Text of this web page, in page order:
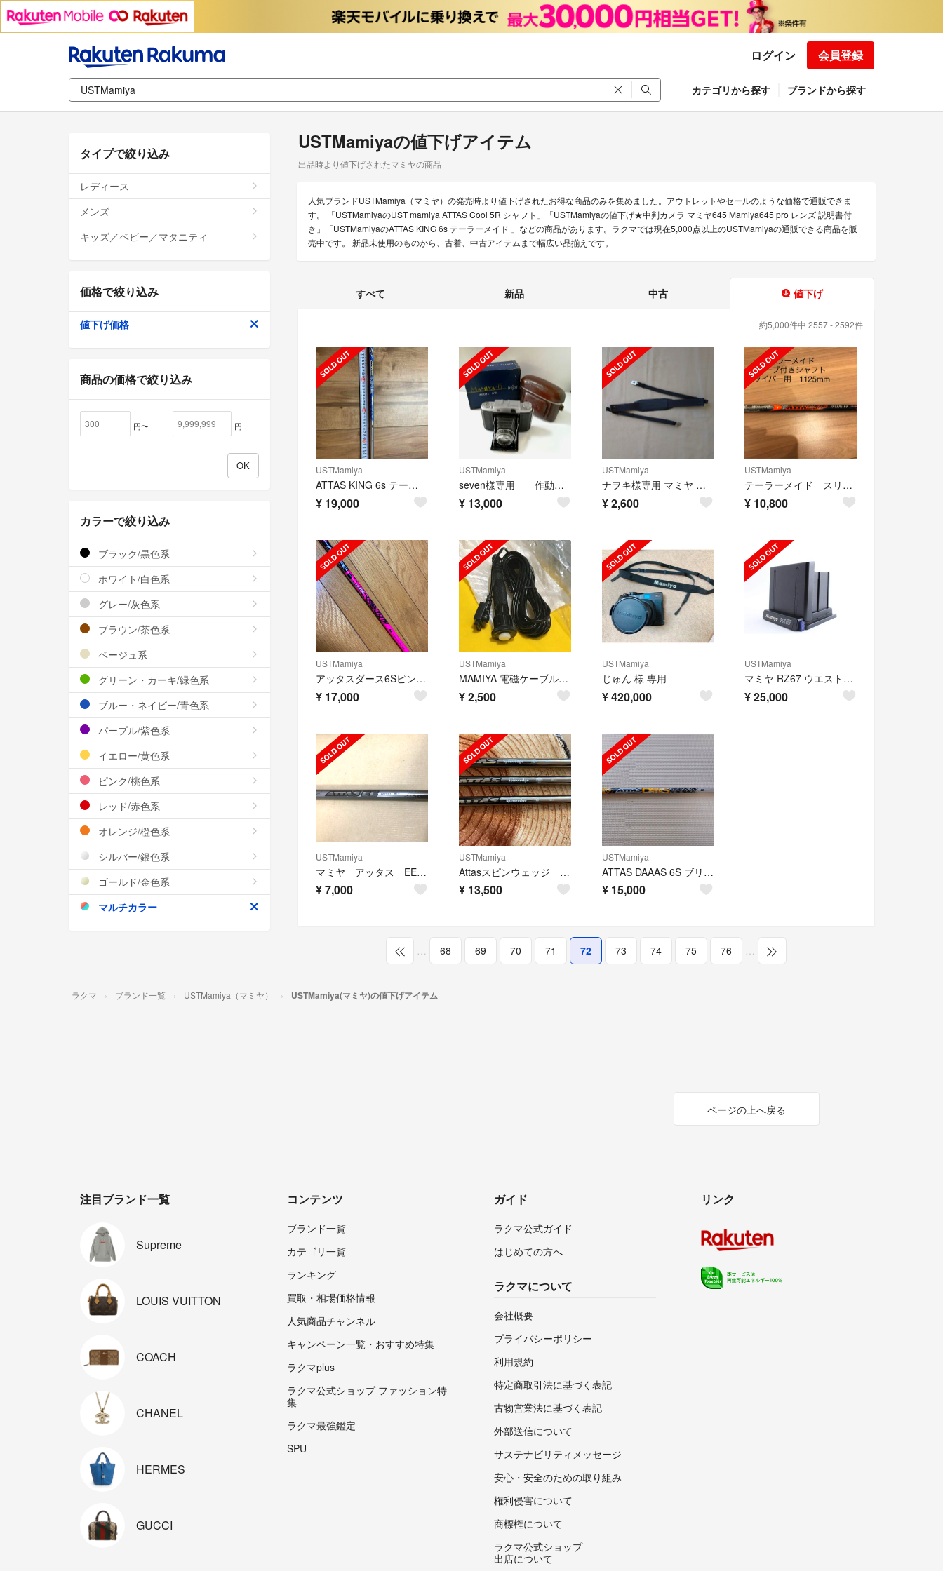
ログイン 会員登録
カテゴリから探す ブランドから探す
USTMamiyaの値下げアイテム
出品時より値下げされたマミヤの商品
人気ブランドUSTMamiya（マミヤ）の発売時より値下げされたお得な商品のみを集めました。アウトレットやセールのような価格で通販できま
す。 「USTMamiyaのUST mamiya ATTAS Cool 5R シャフト」「USTMamiyaの値下げ★中判カメラ マミヤ645 Mamiya645 pro レンズ 説明書付
き」「USTMamiyaのATTAS KING 6s テーラーメイド 」などの商品があります。ラクマでは現在5,000点以上のUSTMamiyaの通販できる商品を販
売中です。 新品未使用のものから、古着、中古アイテムまで幅広い品揃えです。
すべて 新品 中古 値下げ
約5,000件中 2557 - 2592件
USTMamiya
ATTAS KING 6s テーラーメイド
¥ 19,000
USTMamiya
seven様専用 作動確認済MAMIYA -6 ⅣB元箱、純正本革ケース
¥ 13,000
USTMamiya
ナヲキ様専用 マミヤ ストラップ 中判カメラ用
¥2,600
USTMamiya
テーラーメイド スリーブ付きシャフト ドライバー用 1W 美品
¥ 10,800
USTMamiya
アッタスダース6Sピンクバージョン
¥ 17,000
USTMamiya
MAMIYA 電磁ケーブルレリーズ TypeB 長尺4m 美品 645/67用
¥2,500
USTMamiya
じゅん 様 専用
¥420,000
USTMamiya
マミヤ RZ67 ウエストレベルファインダー RZ67 Pro II IID
¥25,000
USTMamiya
マミヤ アッタス EE65（Ｓ）
¥7,000
USTMamiya
Attasスピンウェッジ 125S 3本セット
¥ 13,500
USTMamiya
ATTAS DAAAS 6S ブリジストンドライバー用スリーブ付
¥ 15,000
68 69 70 71 72 73 74 75 76
タイプで絞り込み
レディース
メンズ
キッズ／ベビー／マタニティ
価格で絞り込み
値下げ価格
商品の価格で絞り込み
円〜 円
カラーで絞り込み
ブラック/黒色系
ホワイト/白色系
グレー/灰色系
ブラウン/茶色系
ベージュ系
グリーン・カーキ/緑色系
ブルー・ネイビー/青色系
パープル/紫色系
イエロー/黄色系
ピンク/桃色系
レッド/赤色系
オレンジ/橙色系
シルバー/銀色系
ゴールド/金色系
マルチカラー
ラクマ ブランド一覧 USTMamiya（マミヤ） USTMamiya(マミヤ)の値下げアイテム
ページの上へ戻る
注目ブランド一覧
Supreme
LOUIS VUITTON
COACH
CHANEL
HERMES
GUCCI
コンテンツ
ブランド一覧
カテゴリ一覧
ランキング
買取・相場価格情報
人気商品チャンネル
キャンペーン一覧・おすすめ特集
ラクマplus
ラクマ公式ショップ ファッション特
集
ラクマ最強鑑定
SPU
ガイド
ラクマ公式ガイド
はじめての方へ
ラクマについて
会社概要
プライバシーポリシー
利用規約
特定商取引法に基づく表記
古物営業法に基づく表記
外部送信について
サステナビリティメッセージ
安心・安全のための取り組み
権利侵害について
商標権について
ラクマ公式ショップ
出店について
リンク